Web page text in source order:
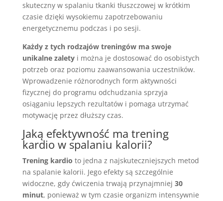
skuteczny w spalaniu tkanki tłuszczowej w krótkim
czasie dzięki wysokiemu zapotrzebowaniu
energetycznemu podczas i po sesji.
Każdy z tych rodzajów treningów ma swoje
unikalne zaletyi można je dostosować do osobistych
potrzeb oraz poziomu zaawansowania uczestników.
Wprowadzenie różnorodnych form aktywności
fizycznej do programu odchudzania sprzyja
osiąganiu lepszych rezultatów i pomaga utrzymać
motywację przez dłuższy czas.
Jaką efektywność ma trening
kardio w spalaniu kalorii?
Trening kardio to jedna z najskuteczniejszych metod
na spalanie kalorii. Jego efekty są szczególnie
widoczne, gdy ćwiczenia trwają przynajmniej 30
minut, ponieważ w tym czasie organizm intensywnie